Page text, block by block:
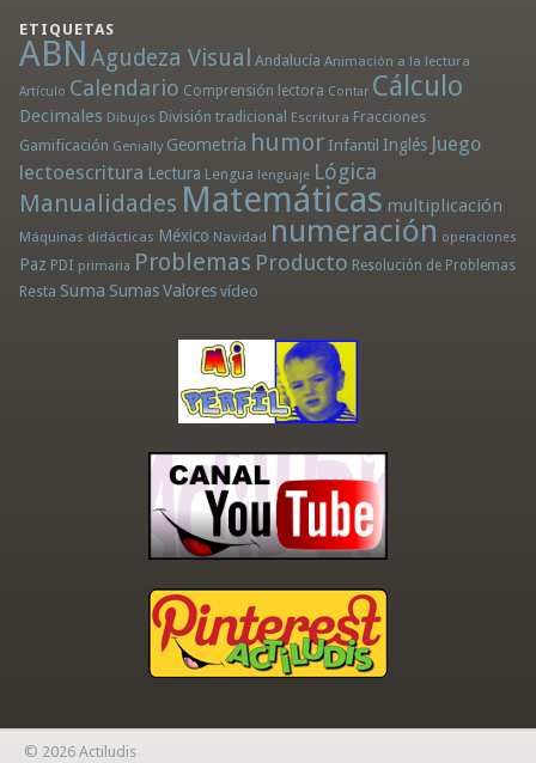
ETIQUETAS
ABN Agudeza Visual Andalucía Animación a la lectura
Artículo Calendario Comprensión lectora Contar Cálculo
Decimales Dibujos División tradicional Escritura Fracciones
Gamificación Genially Geometría humor Infantil Inglés Juego
lectoescritura Lectura Lengua lenguaje Lógica
Manualidades Matemáticas multiplicación
Máquinas didácticas México Navidad numeración operaciones
Paz PDI primaria Problemas Producto Resolución de Problemas
Resta Suma Sumas Valores vídeo
© 2026 Actiludis